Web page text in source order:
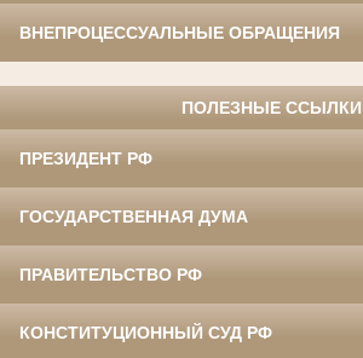
ВНЕПРОЦЕССУАЛЬНЫЕ ОБРАЩЕНИЯ
ПОЛЕЗНЫЕ ССЫЛКИ
ПРЕЗИДЕНТ РФ
ГОСУДАРСТВЕННАЯ ДУМА
ПРАВИТЕЛЬСТВО РФ
КОНСТИТУЦИОННЫЙ СУД РФ